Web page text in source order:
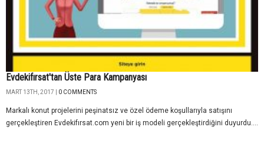
Evdekifırsat'tan Üste Para Kampanyası
MART 13TH, 2017 | 0 COMMENTS
Markalı konut projelerini peşinatsız ve özel ödeme koşullarıyla satışını
gerçekleştiren Evdekifırsat.com yeni bir iş modeli gerçekleştirdiğini duyurdu....